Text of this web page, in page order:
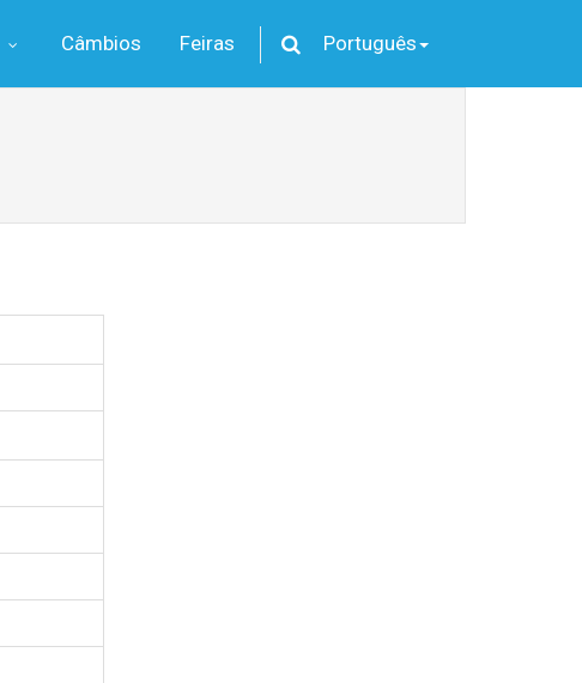
Câmbios Feiras Português